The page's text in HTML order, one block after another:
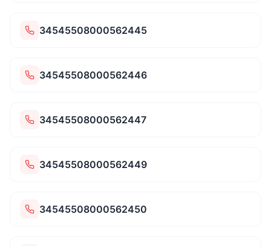
34545508000562445
34545508000562446
34545508000562447
34545508000562449
34545508000562450